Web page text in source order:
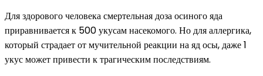
Для здорового человека смертельная доза осиного яда
приравнивается к 500 укусам насекомого. Но для аллергика,
который страдает от мучительной реакции на яд осы, даже 1
укус может привести к трагическим последствиям.